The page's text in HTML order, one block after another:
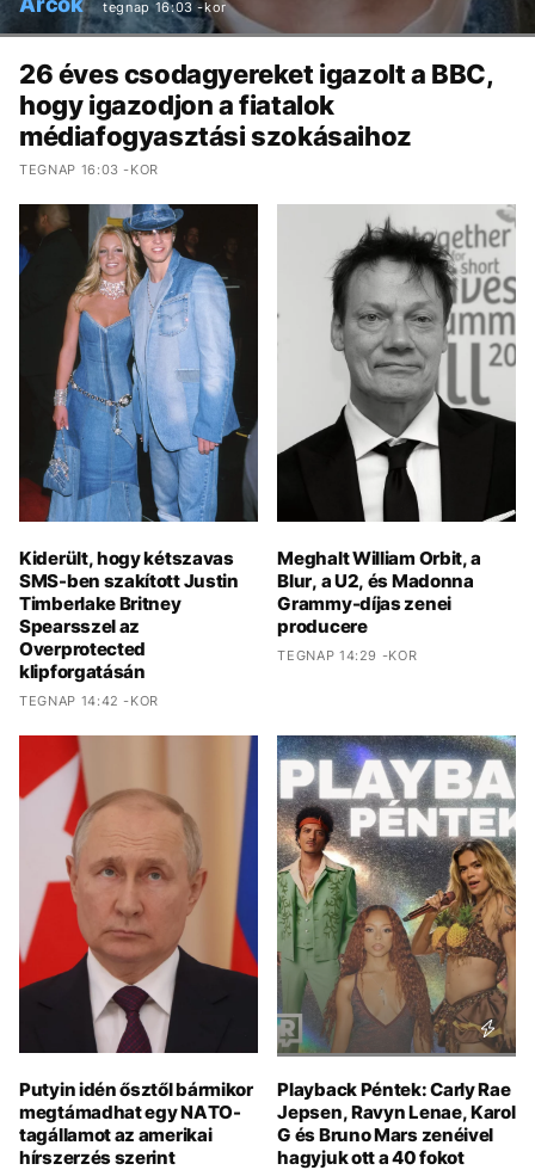
tegnap 16:03 -kor
26 éves csodagyereket igazolt a BBC,
hogy igazodjon a fiatalok
médiafogyasztási szokásaihoz
TEGNAP 16:03 -KOR
Kiderült, hogy kétszavas
SMS-ben szakított Justin
Timberlake Britney
Spearsszel az
Overprotected
klipforgatásán
TEGNAP 14:42 -KOR
Meghalt William Orbit, a
Blur, a U2, és Madonna
Grammy-díjas zenei
producere
TEGNAP 14:29 -KOR
Putyin idén ősztől bármikor
megtámadhat egy NATO-
tagállamot az amerikai
hírszerzés szerint
Playback Péntek: Carly Rae
Jepsen, Ravyn Lenae, Karol
G és Bruno Mars zenéivel
hagyjuk ott a 40 fokot